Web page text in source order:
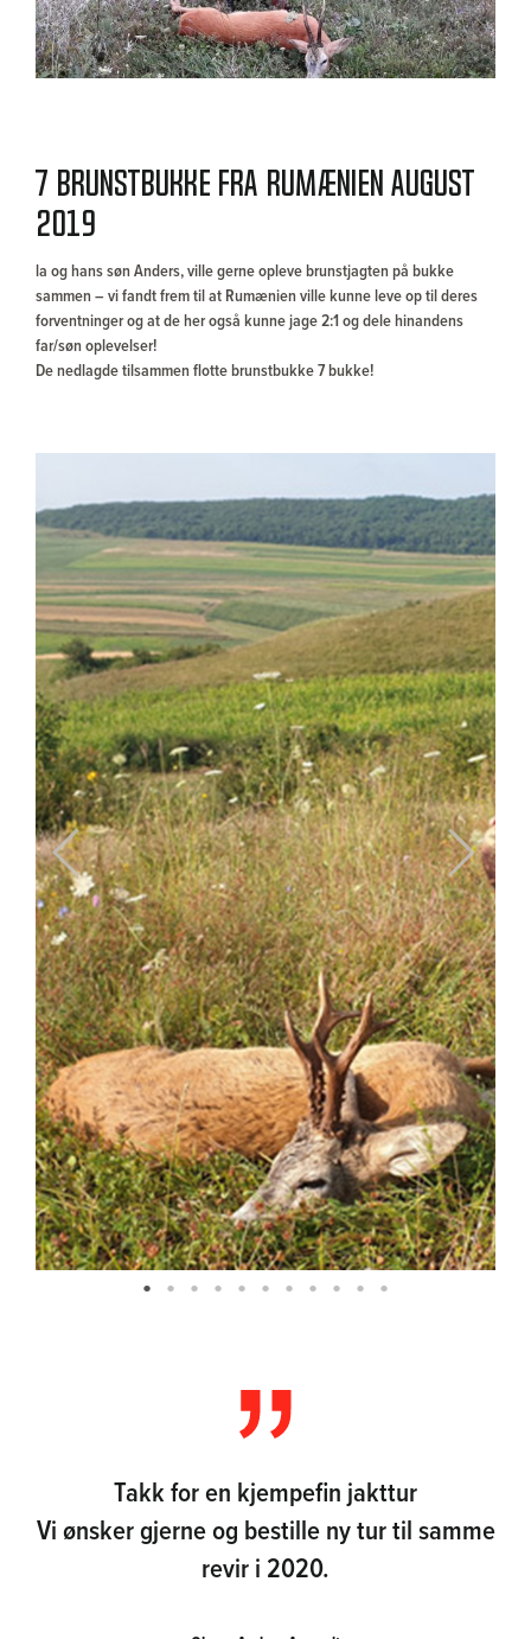
7 brunstbukke fra Rumænien august
2019
la og hans søn Anders, ville gerne opleve brunstjagten på bukke
sammen – vi fandt frem til at Rumænien ville kunne leve op til deres
forventninger og at de her også kunne jage 2:1 og dele hinandens
far/søn oplevelser!
De nedlagde tilsammen flotte brunstbukke 7 bukke!
Previous Next
Takk for en kjempefin jakttur
Vi ønsker gjerne og bestille ny tur til samme
revir i 2020.